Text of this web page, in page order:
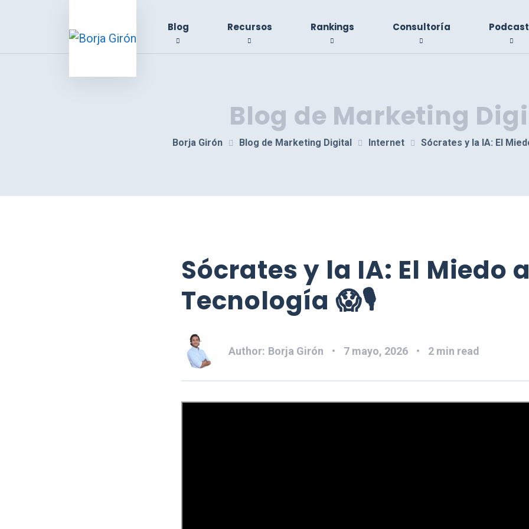
Blog Recursos Rankings Consultoría
Blog de Marketing
Borja Girón Blog de Marketing Digital Internet Sócrates y la IA: El
Sócrates y la IA: El Miedo
Tecnología 😱🎙️
Author: Borja Girón 7 mayo, 2026 2 min read